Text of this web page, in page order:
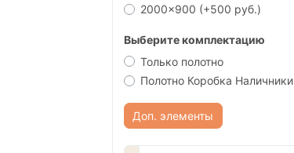
2000x900 (+500 руб.)
Выберите комплектацию
Только полотно
Полотно Коробка Наличники
Доп. элементы